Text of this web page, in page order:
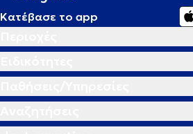
Κατέβασε το app